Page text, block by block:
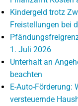
Kindergeld trotz
Freistellungen bei
1. Juli 2026
Unterhalt an
beachten
E-Auto-Förderung:
versteuernde